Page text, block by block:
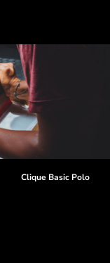
Clique Basic Polo